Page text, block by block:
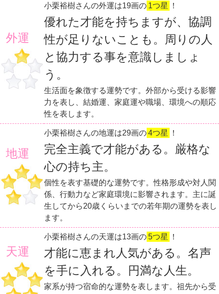
外運
小栗裕樹さんの外運は19画の 1つ星 ！
優れた才能を持ちますが、協調
性が足りないことも。周りの人
と協力する事を意識しましょ
う。
生活面を象徴する運勢です。外部から受ける影響
力を表し、結婚運、家庭運や職場、環境への順応
性を表します。
地運
小栗裕樹さんの地運は29画の4つ星 ！
完全主義で才能がある。厳格な
心の持ち主。
個性を表す基礎的な運勢です。性格形成や対人関
係、行動力など家庭環境に影響されます。主に誕
生してから20歳くらいまでの若年期の運勢を表し
ます。
天運
小栗裕樹さんの天運は13画の5つ星 ！
才能に恵まれ人気がある。名声
を手に入れる。円満な人生。
家系が持つ宿命的な運勢を表します。祖先から受